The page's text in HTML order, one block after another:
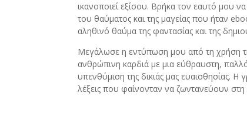
ικανοποιεί εξίσου. Βρήκα τον εαυτό μου
του θαύματος και της μαγείας που ήταν
αληθινό θαύμα της φαντασίας και της
Μεγάλωσε η εντύπωση μου από τη χρήση
ανθρώπινη καρδιά με μια εύθραυστη,
υπενθύμιση της δικιάς μας ευαισθησίας.
λέξεις που φαίνονταν να ζωντανεύουν στη